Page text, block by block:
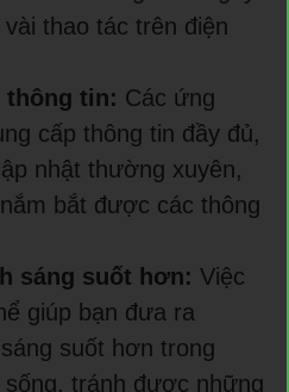
thao tác trên điện
thông tin: Các ứng
cấp thông tin đầy đủ,
nhật thường xuyên,
bắt được các thông
sáng suốt hơn: Việc
giúp bạn đưa ra
suốt hơn trong
sống, tránh được những